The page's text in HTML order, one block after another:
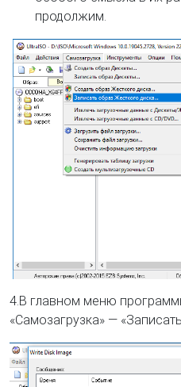
продолжим.
4.В главном меню
«Самозагрузка» —